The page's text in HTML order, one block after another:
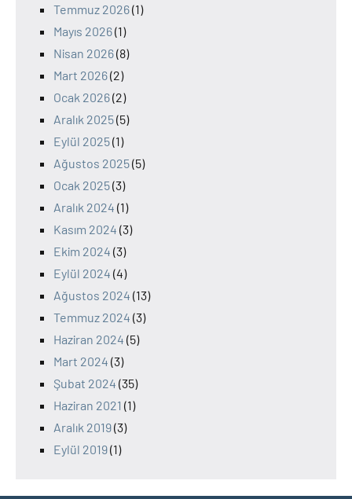
Temmuz 2026(1)
Mayıs 2026(1)
Nisan 2026(8)
Mart 2026(2)
Ocak 2026(2)
Aralık 2025(5)
Eylül 2025(1)
Ağustos 2025(5)
Ocak 2025(3)
Aralık 2024 (1)
Kasım 2024 (3)
Ekim 2024 (3)
Eylül 2024 (4)
Ağustos 2024 (13)
Temmuz 2024 (3)
Haziran 2024 (5)
Mart 2024 (3)
Şubat 2024 (35)
Haziran 2021 (1)
Aralık 2019(3)
Eylül 2019(1)